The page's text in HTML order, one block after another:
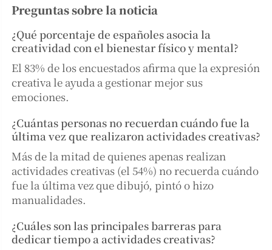
Preguntas sobre la noticia
¿Qué porcentaje de españoles asocia la
creatividad con el bienestar físico y mental?
El 83% de los encuestados afirma que la expresión
creativa le ayuda a gestionar mejor sus
emociones.
¿Cuántas personas no recuerdan cuándo fue la
última vez que realizaron actividades creativas?
Más de la mitad de quienes apenas realizan
actividades creativas (el 54%) no recuerda cuándo
fue la última vez que dibujó, pintó o hizo
manualidades.
¿Cuáles son las principales barreras para
dedicar tiempo a actividades creativas?